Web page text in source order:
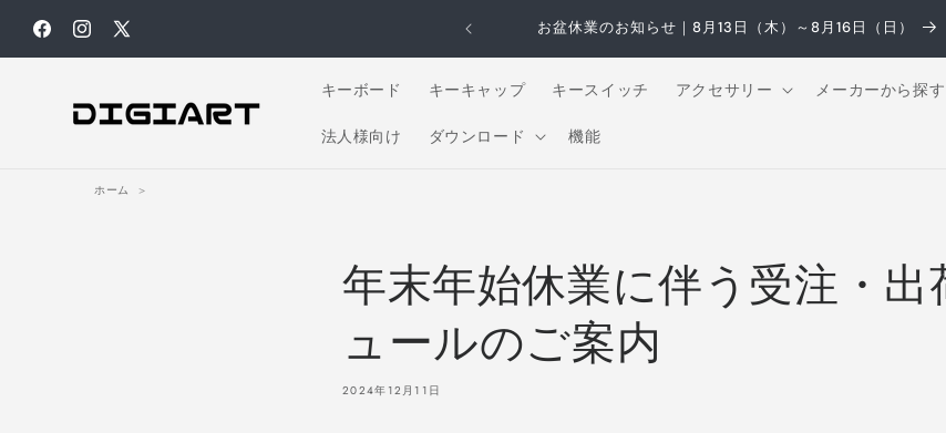
ンツに
進む
FacebookInstagram
X
お盆休業のお知らせ｜8月13日（木）～8月16日（日）
キーボード キーキャップ キースイッチ アクセサリー メーカーから探す
法人様向け ダウンロード 機能
ホーム >
年末年始休業に伴う受注・出
ュールのご案内
2024年12月11日